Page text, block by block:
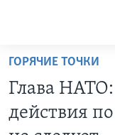
Перейти
основной
контент
ГОРЯЧИЕ ТОЧКИ
Глава НАТО:
действия